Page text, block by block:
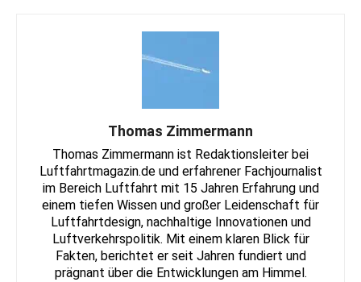
Thomas Zimmermann
Thomas Zimmermann ist Redaktionsleiter bei
Luftfahrtmagazin.de und erfahrener Fachjournalist
im Bereich Luftfahrt mit 15 Jahren Erfahrung und
einem tiefen Wissen und großer Leidenschaft für
Luftfahrtdesign, nachhaltige Innovationen und
Luftverkehrspolitik. Mit einem klaren Blick für
Fakten, berichtet er seit Jahren fundiert und
prägnant über die Entwicklungen am Himmel.